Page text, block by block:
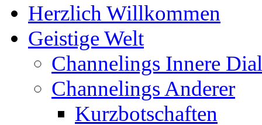
Herzlich Willkommen
Geistige Welt
Channelings Innere
Channelings Anderer
Kurzbotschaften